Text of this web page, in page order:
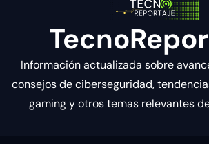
Información actualizada sobre
consejos de ciberseguridad,
gaming y otros temas relevantes